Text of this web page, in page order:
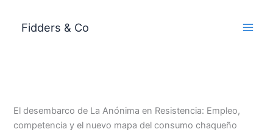
contenido
Fidders & Co
El desembarco de La Anónima en Resistencia: Empleo,
competencia y el nuevo mapa del consumo chaqueño